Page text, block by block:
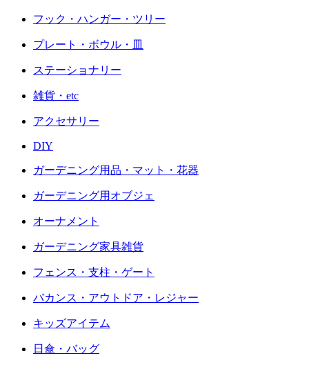
フック・ハンガー・ツリー
プレート・ボウル・皿
ステーショナリー
雑貨・etc
アクセサリー
DIY
ガーデニング用品・マット・花器
ガーデニング用オブジェ
オーナメント
ガーデニング家具雑貨
フェンス・支柱・ゲート
バカンス・アウトドア・レジャー
キッズアイテム
日傘・バッグ